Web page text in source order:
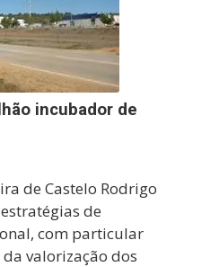
incubador de
de Castelo Rodrigo
de
com particular
valorização dos